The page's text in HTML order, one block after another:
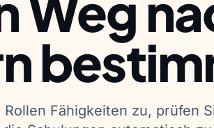
Rollen Fähigkeiten zu, prüfen